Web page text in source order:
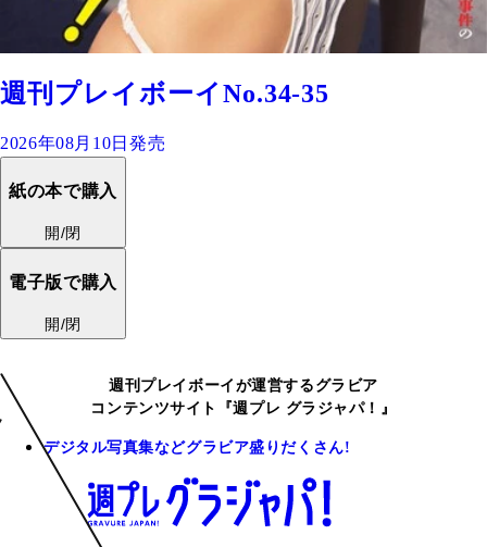
週刊プレイボーイNo.34-35
2026年08月10日発売
紙の本で購入
開/閉
電子版で購入
開/閉
週刊プレイボーイが運営するグラビア
コンテンツサイト『週プレ グラジャパ！』
デジタル写真集などグラビア盛りだくさん!